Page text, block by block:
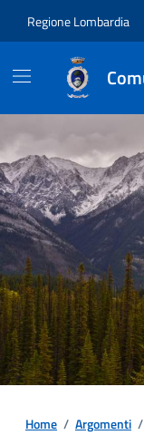
Regione Lombardia
Home / Argomenti /